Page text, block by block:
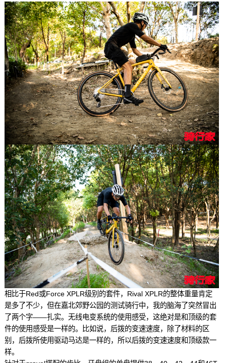
相比于Red或Force XPLR级别的套件，Rival XPLR的整体重量肯定
是多了不少，但在嘉北郊野公园的测试骑行中，我的脑海了突然冒出
了两个字——扎实。无线电变系统的使用感受，这绝对是和顶级的套
件的使用感受是一样的。比如说，后拨的变速速度，除了材料的区
别，后拨所使用驱动马达是一样的，所以后拨的变速速度和顶级款一
样。